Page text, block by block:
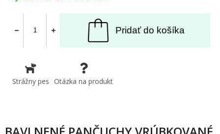
Pridať do košíka
Strážny pes Otázka na produkt